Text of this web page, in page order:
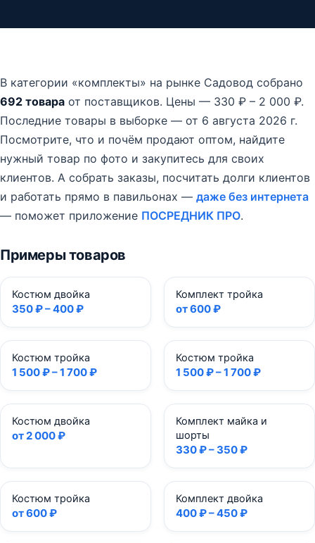
В категории «комплекты» на рынке Садовод собрано
692 товара от поставщиков. Цены — 330 ₽ – 2 000 ₽.
Последние товары в выборке — от 6 августа 2026 г.
Посмотрите, что и почём продают оптом, найдите
нужный товар по фото и закупитесь для своих
клиентов. А собрать заказы, посчитать долги клиентов
и работать прямо в павильонах — даже без интернета
— поможет приложение ПОСРЕДНИК ПРО.
Примеры товаров
Костюм двойка
350 ₽ – 400 ₽
Комплект тройка
от 600 ₽
Костюм тройка
1 500 ₽ – 1 700 ₽
Костюм тройка
1 500 ₽ – 1 700 ₽
Костюм двойка
от 2 000 ₽
Комплект майка и
шорты
330 ₽ – 350 ₽
Костюм тройка
от 600 ₽
Комплект двойка
400 ₽ – 450 ₽